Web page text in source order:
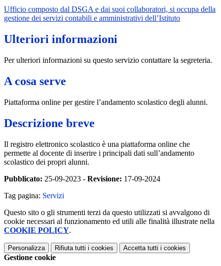
Ufficio composto dal DSGA e dai suoi collaboratori, si occupa della
gestione dei servizi contabili e amministrativi dell’Istituto
Ulteriori informazioni
Per ulteriori informazioni su questo servizio contattare la segreteria.
A cosa serve
Piattaforma online per gestire l’andamento scolastico degli alunni.
Descrizione breve
Il registro elettronico scolastico è una piattaforma online che
permette al docente di inserire i principali dati sull’andamento
scolastico dei propri alunni.
Pubblicato: 25-09-2023 - Revisione: 17-09-2024
Tag pagina: Servizi
Questo sito o gli strumenti terzi da questo utilizzati si avvalgono di
cookie necessari al funzionamento ed utili alle finalità illustrate nella
COOKIE POLICY.
Personalizza Rifiuta tutti i cookies Accetta tutti i cookies
Gestione cookie